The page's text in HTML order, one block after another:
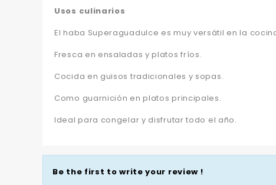
Usos culinarios
El haba Superaguadulce es muy versátil en la
Fresca en ensaladas y platos fríos.
Cocida en guisos tradicionales y sopas.
Como guarnición en platos principales.
Ideal para congelar y disfrutar todo el año.
Be the first to write your review !